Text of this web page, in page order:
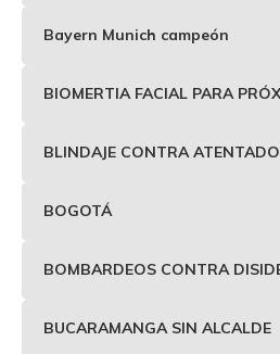
Bayern Munich campeón
BIOMERTIA FACIAL PARA
BLINDAJE CONTRA
BOGOTÁ
BOMBARDEOS CONTRA
BUCARAMANGA SIN ALCALDE